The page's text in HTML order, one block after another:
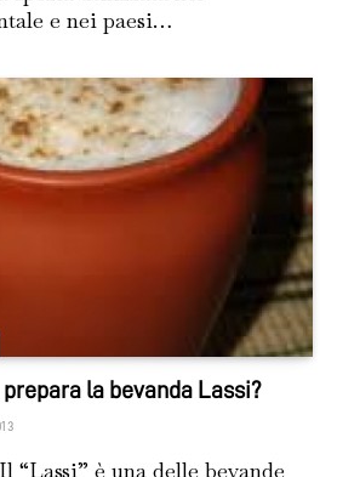
e nei paesi…
la bevanda Lassi?
“Lassi” è una delle bevande